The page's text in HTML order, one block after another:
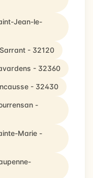
Jean-le-
- 32120
- 32360
- 32430
-
Marie -